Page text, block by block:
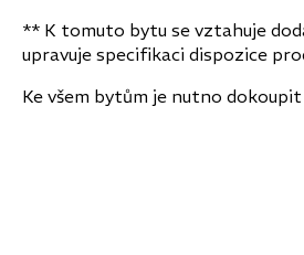
** K tomuto bytu se vztahuje
upravuje specifikaci dispozice
Ke všem bytům je nutno